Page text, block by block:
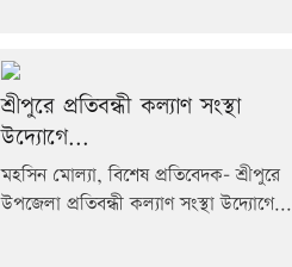
শ্রীপুরে প্রতিবন্ধী কল্যাণ সংস্থা
উদ্যোগে...
মহসিন মোল্যা, বিশেষ প্রতিবেদক- শ্রীপুরে
উপজেলা প্রতিবন্ধী কল্যাণ সংস্থা উদ্যোগে...